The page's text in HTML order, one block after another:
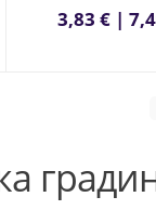
3,83 € |